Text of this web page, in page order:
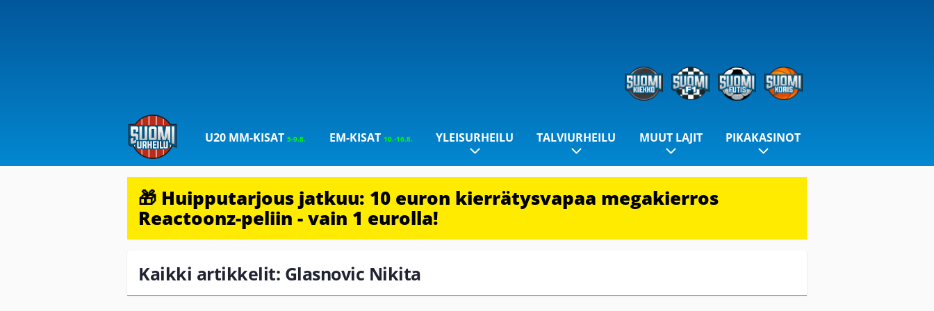
U20 MM-KISAT5-9.8. EM-KISAT 10.-16.8. YLEISURHEILU TALVIURHEILU MUUT LAJIT PIKAKASINOT
🎁 Huipputarjous jatkuu: 10 euron kierrätysvapaa megakierros
Reactoonz-peliin - vain 1 eurolla!
Kaikki artikkelit: Glasnovic Nikita